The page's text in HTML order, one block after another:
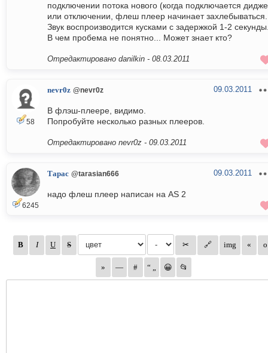
подключении потока нового (когда подключается
или отключении, флеш плеер начинает захлебываться.
Звук воспроизводится кусками с задержкой 1-2
В чем пробема не понятно... Может знает кто?
Отредактировано danilkin - 08.03.2011
58
nevr0z @nevr0z 09.03.2011
В флэш-плеере, видимо.
Попробуйте несколько разных плееров.
Отредактировано nevr0z - 09.03.2011
6245
Тарас @tarasian666 09.03.2011
надо флеш плеер написан на AS 2